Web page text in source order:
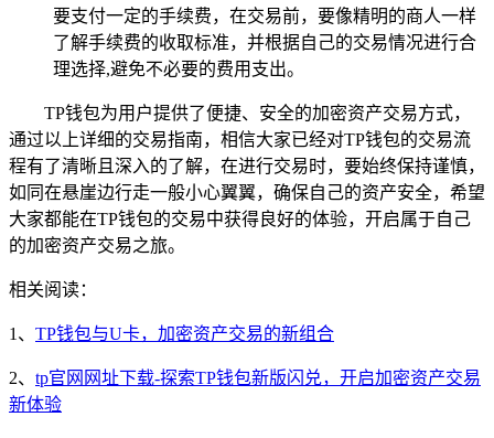
要支付一定的手续费，在交易前，要像精明的商人一样
了解手续费的收取标准，并根据自己的交易情况进行合
理选择,避免不必要的费用支出。
TP钱包为用户提供了便捷、安全的加密资产交易方式，
通过以上详细的交易指南，相信大家已经对TP钱包的交易流
程有了清晰且深入的了解，在进行交易时，要始终保持谨慎，
如同在悬崖边行走一般小心翼翼，确保自己的资产安全，希望
大家都能在TP钱包的交易中获得良好的体验，开启属于自己
的加密资产交易之旅。
相关阅读：
1、 TP钱包与U卡，加密资产交易的新组合
2、 tp官网网址下载-探索TP钱包新版闪兑，开启加密资产交易
新体验